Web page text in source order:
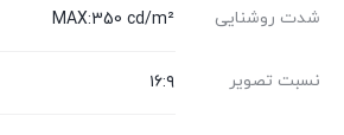
شدت روشنایی MAX:350 cd/m²
نسبت تصویر ۱۶:۹